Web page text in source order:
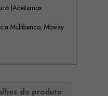
(Aceitamos
Multibanco, Mbway
do produto